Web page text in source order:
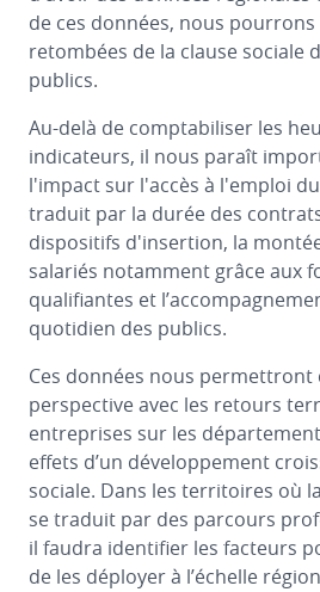
de ces données, nous pourrons
retombées de la clause sociale
publics.
Au-delà de comptabiliser les
indicateurs, il nous paraît
l'impact sur l'accès à l'emploi
traduit par la durée des
dispositifs d'insertion, la
salariés notamment grâce aux
qualifiantes et
quotidien des publics.
Ces données nous permettront
perspective avec les retours
entreprises sur les
effets d’un développement
sociale. Dans les territoires où
se traduit par des parcours
il faudra identifier les facteurs
de les déployer à l’échelle